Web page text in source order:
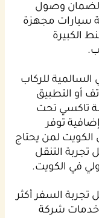
لضمان وصول
سيارات مجهزة
الكبيرة
للركاب
أو التطبيق
تاكسي تحت
توفر
لمن يحتاج
التنقل
في الكويت.
السفر أكثر
خدمات شركة